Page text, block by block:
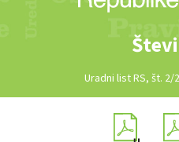
Uradni list RS, št. 2/